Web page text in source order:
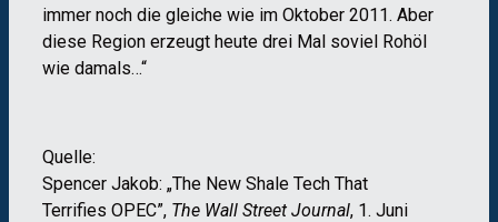
immer noch die gleiche wie im Oktober 2011. Aber
diese Region erzeugt heute drei Mal soviel Rohöl
wie damals…“
Quelle:
Spencer Jakob: „The New Shale Tech That
Terrifies OPEC”, The Wall Street Journal, 1. Juni